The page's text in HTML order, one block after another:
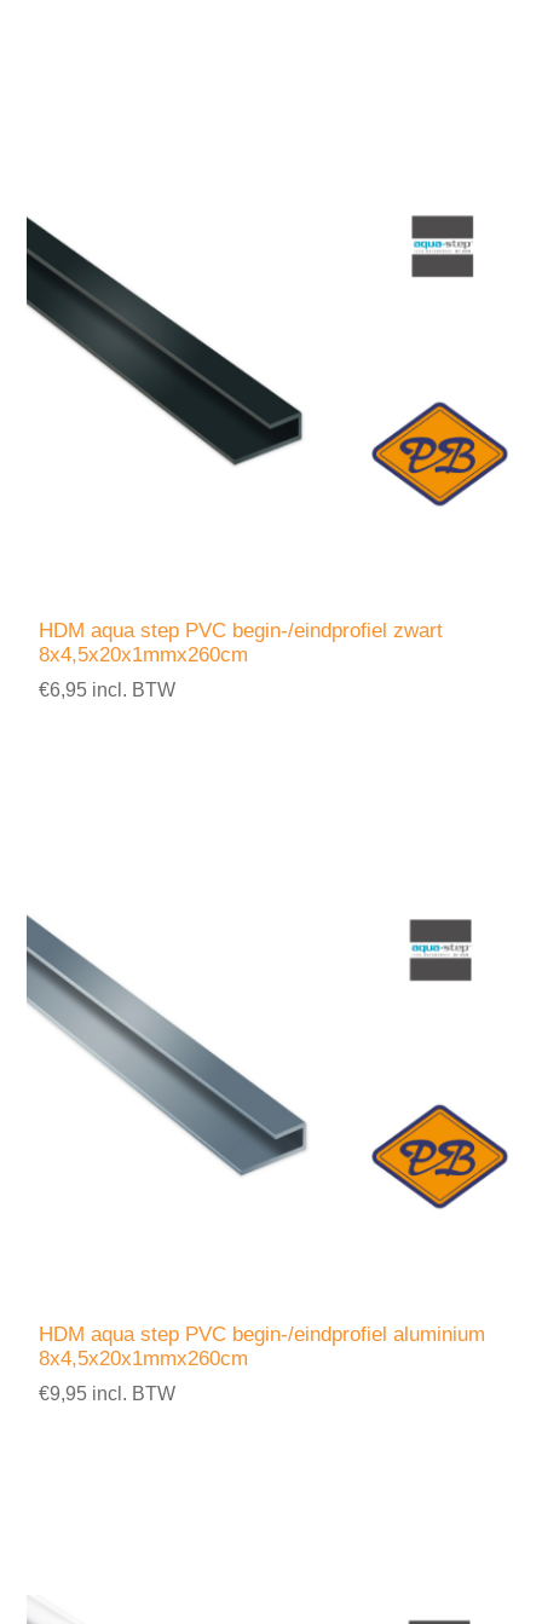
HDM aqua step PVC begin-/eindprofiel zwart
8x4,5x20x1mmx260cm
€6,95 incl. BTW
HDM aqua step PVC begin-/eindprofiel aluminium
8x4,5x20x1mmx260cm
€9,95 incl. BTW